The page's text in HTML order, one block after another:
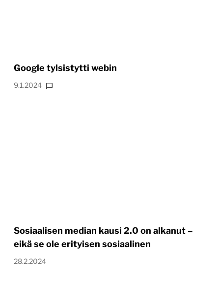
Google tylsistytti webin
9.1.2024
Sosiaalisen median kausi 2.0 on alkanut –
eikä se ole erityisen sosiaalinen
28.2.2024